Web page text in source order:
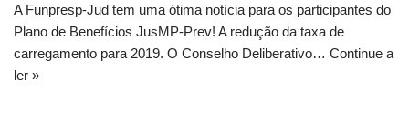
A Funpresp-Jud tem uma ótima notícia para os participantes do
Plano de Benefícios JusMP-Prev! A redução da taxa de
carregamento para 2019. O Conselho Deliberativo… Continue a
ler »